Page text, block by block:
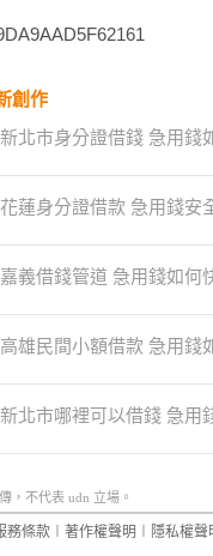
創作
新北市身分證借錢 急用錢
花蓮身分證借款 急用錢安
嘉義借錢管道 急用錢如何
高雄民間小額借款 急用錢
新北市哪裡可以借錢 急用
，不代表 udn 立場。
務條款 著作權聲明 隱私權聲